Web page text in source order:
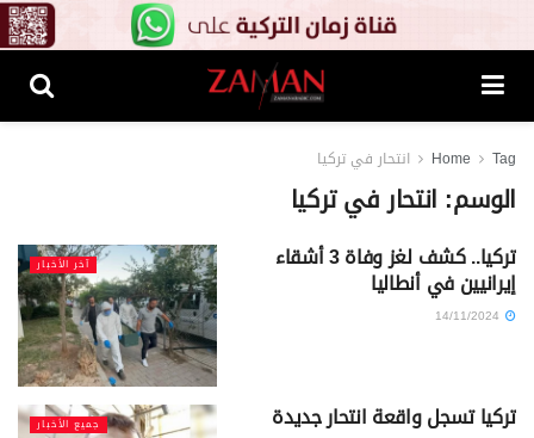
Home Tag انتحار في تركيا
الوسم: انتحار في تركيا
آخر الأخبار تركيا.. كشف لغز وفاة 3 أشقاء
إيرانيين في أنطاليا
جميع الأخبار تركيا تسجل واقعة انتحار جديدة